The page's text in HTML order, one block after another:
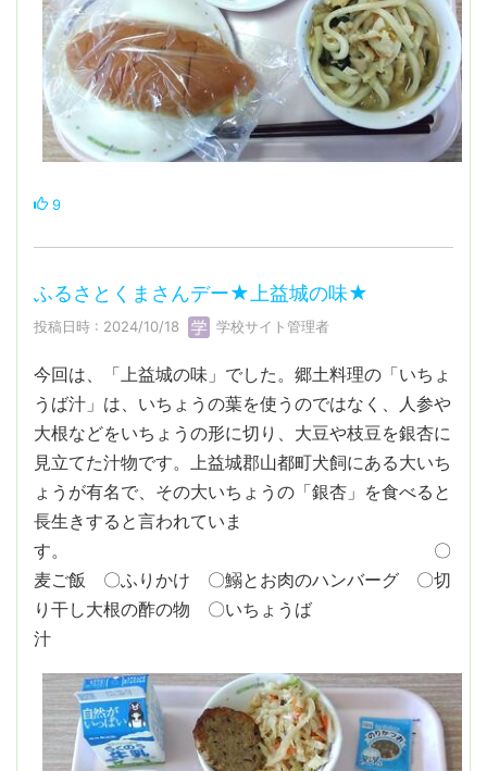
9
ふるさとくまさんデー★上益城の味★
投稿日時 : 2024/10/18 学校サイト管理者
今回は、「上益城の味」でした。郷土料理の「いちょ
うば汁」は、いちょうの葉を使うのではなく、人参や
大根などをいちょうの形に切り、大豆や枝豆を銀杏に
見立てた汁物です。上益城郡山都町犬飼にある大いち
ょうが有名で、その大いちょうの「銀杏」を食べると
長生きすると言われていま
す。 〇
麦ご飯 〇ふりかけ 〇鰯とお肉のハンバーグ 〇切
り干し大根の酢の物 〇いちょうば
汁